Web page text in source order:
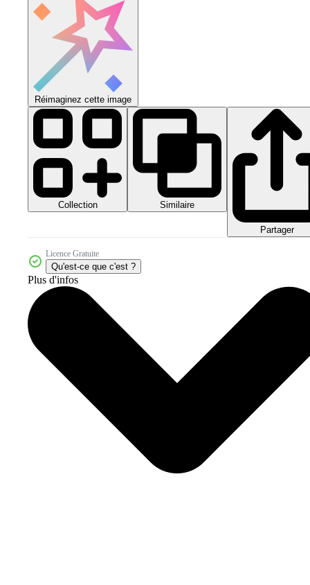
Réimaginez cette image
Collection Similaire
Partager
Licence Gratuite
Qu'est-ce que c'est ?
Plus d'infos